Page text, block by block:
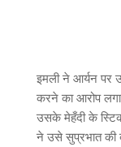
इमली ने आर्यन पर
करने का आरोप
उसके मेहँदी के
ने उसे सुप्रभात की